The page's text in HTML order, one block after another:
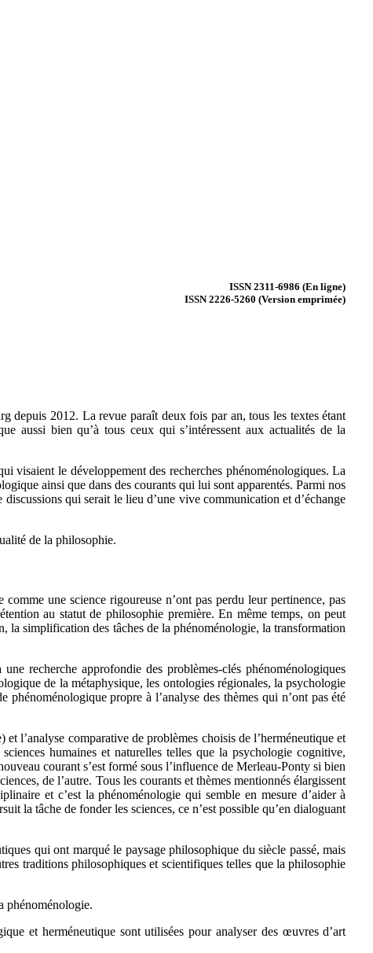
ISSN 2311-6986 (En ligne)
ISSN 2226-5260 (Version emprimée)
depuis 2012. La revue paraît deux fois par an, tous les textes étant
aussi bien qu’à tous ceux qui s’intéressent aux actualités de la
visaient le développement des recherches phénoménologiques. La
ainsi que dans des courants qui lui sont apparentés. Parmi nos
qui serait le lieu d’une vive communication et d’échange
de la philosophie.
une science rigoureuse n’ont pas perdu leur pertinence, pas
au statut de philosophie première. En même temps, on peut
la simplification des tâches de la phénoménologie, la transformation
recherche approfondie des problèmes-clés phénoménologiques
de la métaphysique, les ontologies régionales, la psychologie
propre à l’analyse des thèmes qui n’ont pas été
l’analyse comparative de problèmes choisis de l’herméneutique et
humaines et naturelles telles que la psychologie cognitive,
courant s’est formé sous l’influence de Merleau-Ponty si bien
de l’autre. Tous les courants et thèmes mentionnés élargissent
et c’est la phénoménologie qui semble en mesure d’aider à
la tâche de fonder les sciences, ce n’est possible qu’en dialoguant
qui ont marqué le paysage philosophique du siècle passé, mais
traditions philosophiques et scientifiques telles que la philosophie
phénoménologie.
et herméneutique sont utilisées pour analyser des œuvres d’art